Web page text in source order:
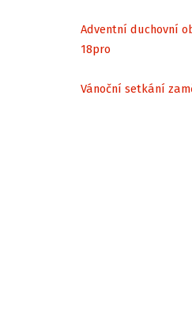
Adventní duchovní
18pro
Vánoční setkání